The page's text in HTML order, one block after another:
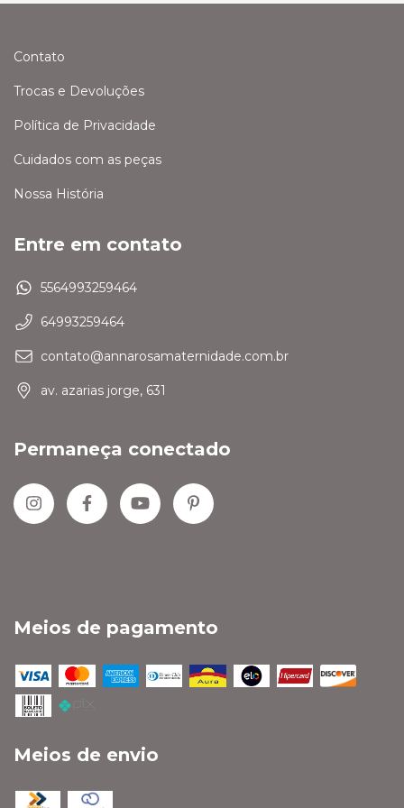
Contato
Trocas e Devoluções
Política de Privacidade
Cuidados com as peças
Nossa História
Entre em contato
5564993259464
64993259464
contato@annarosamaternidade.com.br
av. azarias jorge, 631
Permaneça conectado
Meios de pagamento
Meios de envio